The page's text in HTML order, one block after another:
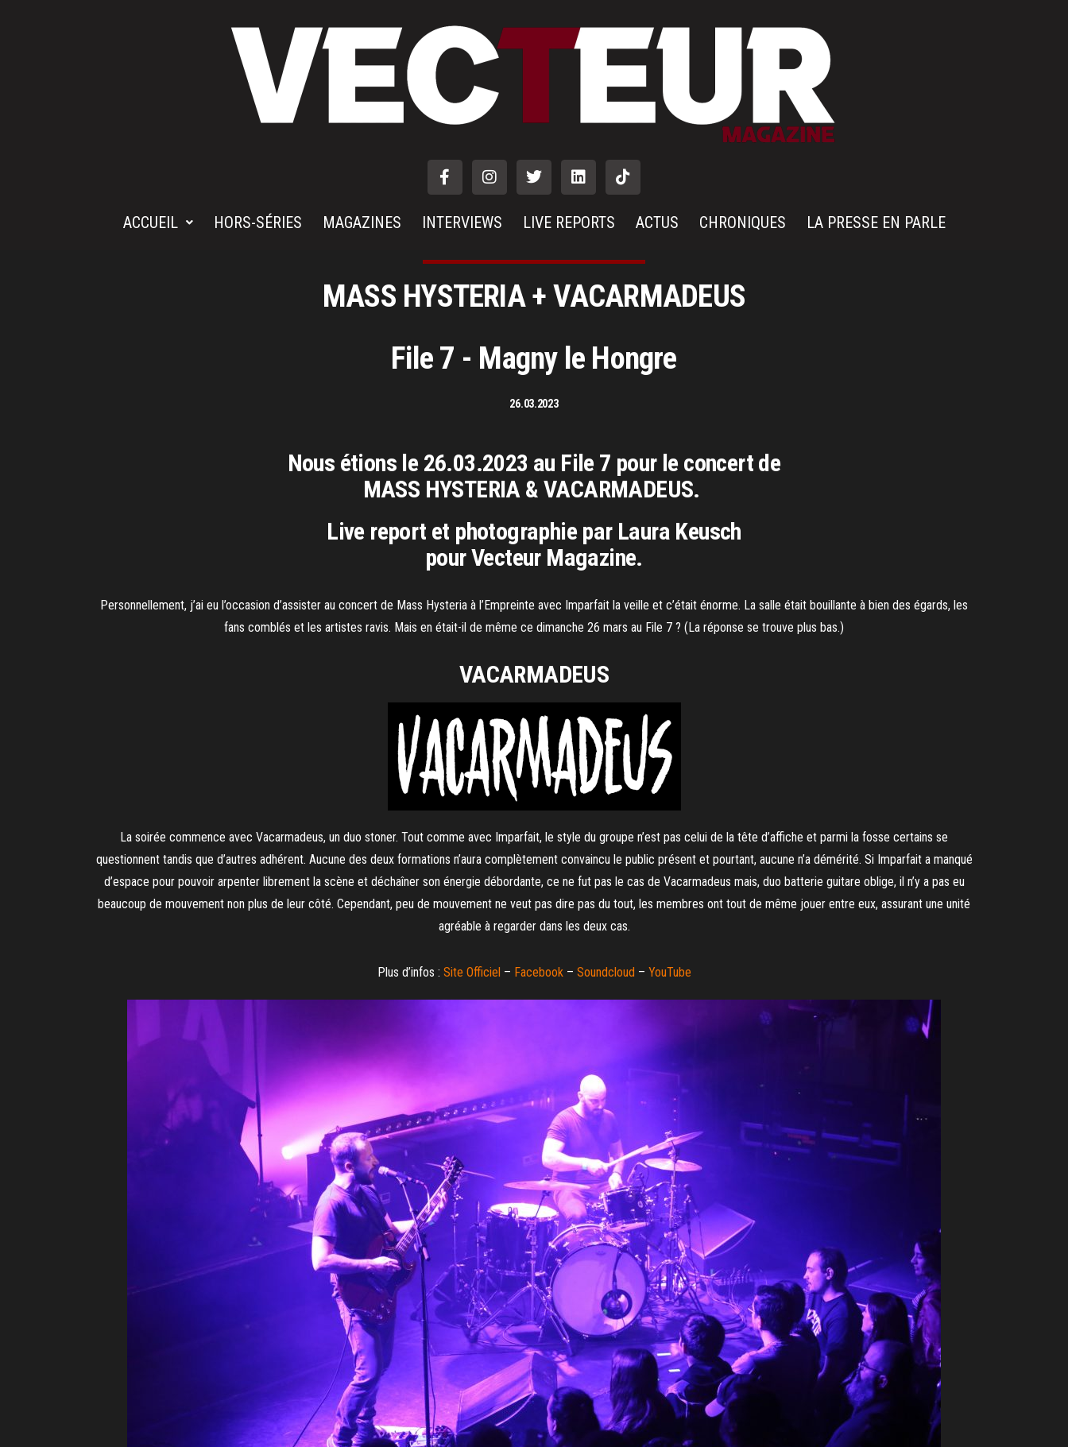
ACCUEIL HORS-SÉRIES MAGAZINES INTERVIEWS LIVE REPORTS ACTUS CHRONIQUES LA PRESSE EN PARLE
MASS HYSTERIA + VACARMADEUS
File 7 - Magny le Hongre
26.03.2023
Nous étions le 26.03.2023 au File 7 pour le concert de
MASS HYSTERIA & VACARMADEUS.
Live report et photographie par Laura Keusch
pour Vecteur Magazine.
Personnellement, j’ai eu l’occasion d’assister au concert de Mass Hysteria à l’Empreinte avec Imparfait la veille et c’était énorme. La salle était bouillante à bien des égards, les
fans comblés et les artistes ravis. Mais en était-il de même ce dimanche 26 mars au File 7 ? (La réponse se trouve plus bas.)
VACARMADEUS
La soirée commence avec Vacarmadeus, un duo stoner. Tout comme avec Imparfait, le style du groupe n’est pas celui de la tête d’affiche et parmi la fosse certains se
questionnent tandis que d’autres adhérent. Aucune des deux formations n’aura complètement convaincu le public présent et pourtant, aucune n’a démérité. Si Imparfait a manqué
d’espace pour pouvoir arpenter librement la scène et déchaîner son énergie débordante, ce ne fut pas le cas de Vacarmadeus mais, duo batterie guitare oblige, il n’y a pas eu
beaucoup de mouvement non plus de leur côté. Cependant, peu de mouvement ne veut pas dire pas du tout, les membres ont tout de même jouer entre eux, assurant une unité
agréable à regarder dans les deux cas.
Plus d’infos : Site Officiel – Facebook– Soundcloud – YouTube